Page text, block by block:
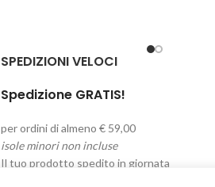
SPEDIZIONI VELOCI
Spedizione GRATIS!
per ordini di almeno € 59,00
isole minori non incluse
Il tuo prodotto spedito in giornata